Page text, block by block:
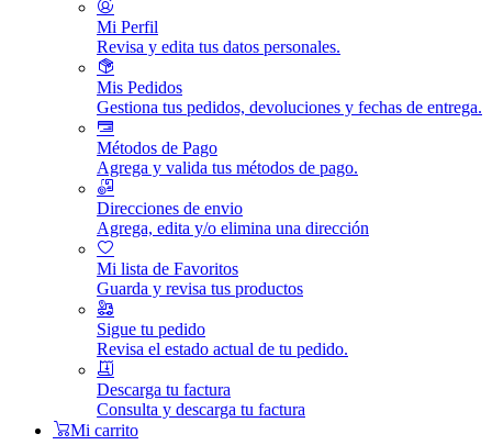
Mi Perfil
Revisa y edita tus datos personales.
Mis Pedidos
Gestiona tus pedidos, devoluciones y fechas de entrega.
Métodos de Pago
Agrega y valida tus métodos de pago.
Direcciones de envio
Agrega, edita y/o elimina una dirección
Mi lista de Favoritos
Guarda y revisa tus productos
Sigue tu pedido
Revisa el estado actual de tu pedido.
Descarga tu factura
Consulta y descarga tu factura
Mi carrito